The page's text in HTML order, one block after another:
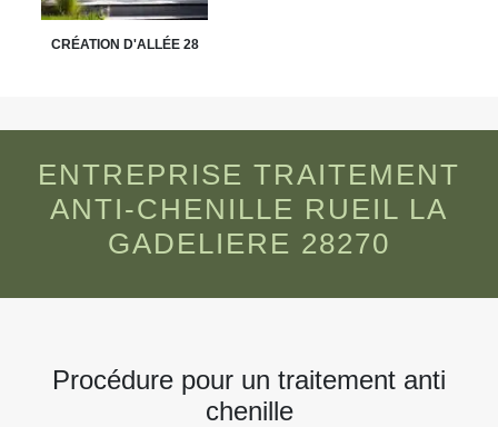
CRÉATION D'ALLÉE 28
ENTREPRISE TRAITEMENT
ANTI-CHENILLE RUEIL LA
GADELIERE 28270
Procédure pour un traitement anti
chenille